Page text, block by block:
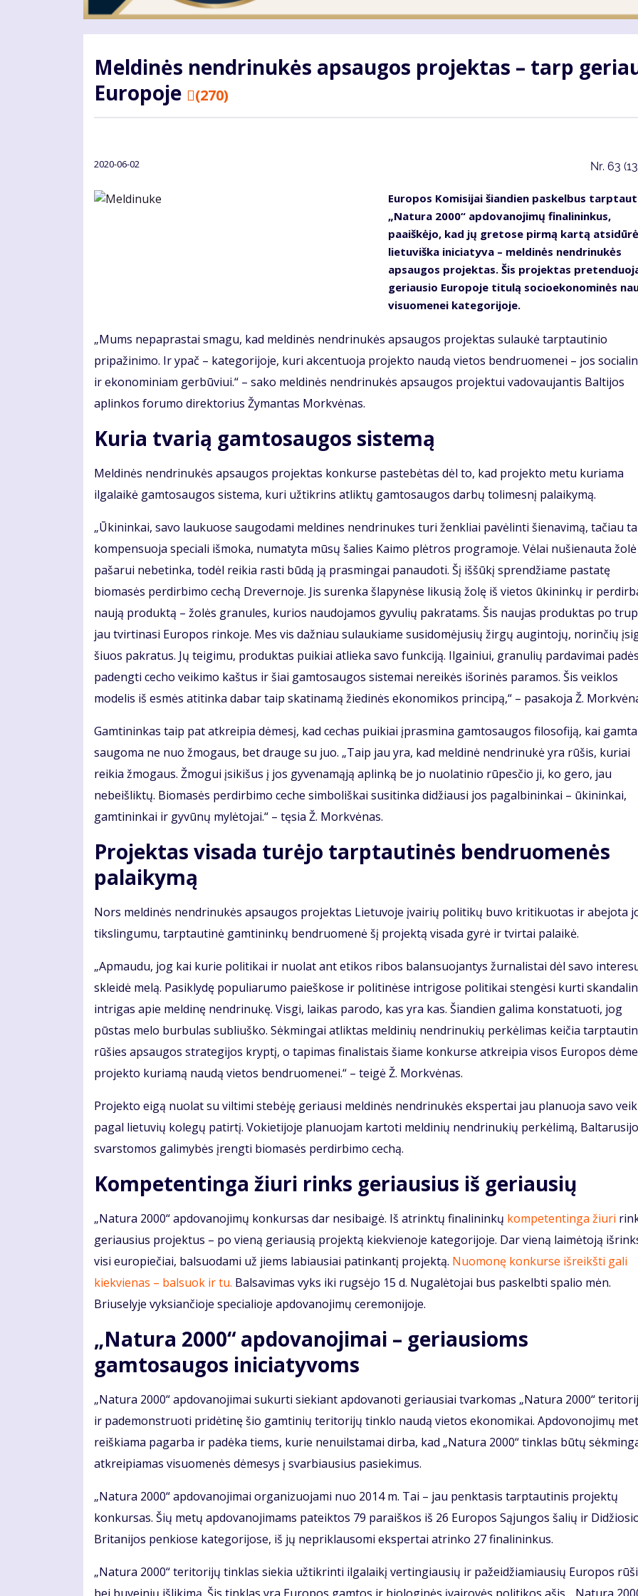
Meldinės nendrinukės apsaugos projektas – tarp
Europoje
(270)
2020-06-02 Nr. 63
Europos Komisijai šiandien paskelbus
„Natura 2000“ apdovanojimų finalininkus,
paaiškėjo, kad jų gretose pirmą kartą atsidūrė
lietuviška iniciatyva – meldinės nendrinukės
apsaugos projektas. Šis projektas
geriausio Europoje titulą socioekonominės
visuomenei kategorijoje.
„Mums nepaprastai smagu, kad meldinės nendrinukės apsaugos projektas sulaukė tarptautinio
pripažinimo. Ir ypač – kategorijoje, kuri akcentuoja projekto naudą vietos bendruomenei – jos
ir ekonominiam gerbūviui.“ – sako meldinės nendrinukės apsaugos projektui vadovaujantis Baltijos
aplinkos forumo direktorius Žymantas Morkvėnas.
Kuria tvarią gamtosaugos sistemą
Meldinės nendrinukės apsaugos projektas konkurse pastebėtas dėl to, kad projekto metu kuriama
ilgalaikė gamtosaugos sistema, kuri užtikrins atliktų gamtosaugos darbų tolimesnį palaikymą.
„Ūkininkai, savo laukuose saugodami meldines nendrinukes turi ženkliai pavėlinti šienavimą, tačiau
kompensuoja speciali išmoka, numatyta mūsų šalies Kaimo plėtros programoje. Vėlai nušienauta žolė
pašarui nebetinka, todėl reikia rasti būdą ją prasmingai panaudoti. Šį iššūkį sprendžiame pastatę
biomasės perdirbimo cechą Drevernoje. Jis surenka šlapynėse likusią žolę iš vietos ūkininkų ir
naują produktą – žolės granules, kurios naudojamos gyvulių pakratams. Šis naujas produktas po
jau tvirtinasi Europos rinkoje. Mes vis dažniau sulaukiame susidomėjusių žirgų augintojų, norinčių
šiuos pakratus. Jų teigimu, produktas puikiai atlieka savo funkciją. Ilgainiui, granulių pardavimai padės
padengti cecho veikimo kaštus ir šiai gamtosaugos sistemai nereikės išorinės paramos. Šis veiklos
modelis iš esmės atitinka dabar taip skatinamą žiedinės ekonomikos principą,“ – pasakoja Ž.
Gamtininkas taip pat atkreipia dėmesį, kad cechas puikiai įprasmina gamtosaugos filosofiją, kai gamta
saugoma ne nuo žmogaus, bet drauge su juo. „Taip jau yra, kad meldinė nendrinukė yra rūšis, kuriai
reikia žmogaus. Žmogui įsikišus į jos gyvenamąją aplinką be jo nuolatinio rūpesčio ji, ko gero, jau
nebeišliktų. Biomasės perdirbimo ceche simboliškai susitinka didžiausi jos pagalbininkai – ūkininkai,
gamtininkai ir gyvūnų mylėtojai.“ – tęsia Ž. Morkvėnas.
Projektas visada turėjo tarptautinės bendruomenės
palaikymą
Nors meldinės nendrinukės apsaugos projektas Lietuvoje įvairių politikų buvo kritikuotas ir abejota
tikslingumu, tarptautinė gamtininkų bendruomenė šį projektą visada gyrė ir tvirtai palaikė.
„Apmaudu, jog kai kurie politikai ir nuolat ant etikos ribos balansuojantys žurnalistai dėl savo
skleidė melą. Pasiklydę populiarumo paieškose ir politinėse intrigose politikai stengėsi kurti
intrigas apie meldinę nendrinukę. Visgi, laikas parodo, kas yra kas. Šiandien galima konstatuoti, jog
pūstas melo burbulas subliuško. Sėkmingai atliktas meldinių nendrinukių perkėlimas keičia
rūšies apsaugos strategijos kryptį, o tapimas finalistais šiame konkurse atkreipia visos Europos
projekto kuriamą naudą vietos bendruomenei.“ – teigė Ž. Morkvėnas.
Projekto eigą nuolat su viltimi stebėję geriausi meldinės nendrinukės ekspertai jau planuoja savo
pagal lietuvių kolegų patirtį. Vokietijoje planuojam kartoti meldinių nendrinukių perkėlimą,
svarstomos galimybės įrengti biomasės perdirbimo cechą.
Kompetentinga žiuri rinks geriausius iš geriausių
„Natura 2000“ apdovanojimų konkursas dar nesibaigė. Iš atrinktų finalininkų kompetentinga žiuri
geriausius projektus – po vieną geriausią projektą kiekvienoje kategorijoje. Dar vieną laimėtoją
visi europiečiai, balsuodami už jiems labiausiai patinkantį projektą. Nuomonę konkurse išreikšti gali
kiekvienas – balsuok ir tu. Balsavimas vyks iki rugsėjo 15 d. Nugalėtojai bus paskelbti spalio mėn.
Briuselyje vyksiančioje specialioje apdovanojimų ceremonijoje.
„Natura 2000“ apdovanojimai – geriausioms
gamtosaugos iniciatyvoms
„Natura 2000“ apdovanojimai sukurti siekiant apdovanoti geriausiai tvarkomas „Natura 2000“
ir pademonstruoti pridėtinę šio gamtinių teritorijų tinklo naudą vietos ekonomikai. Apdovonojimų
reiškiama pagarba ir padėka tiems, kurie nenuilstamai dirba, kad „Natura 2000“ tinklas būtų
atkreipiamas visuomenės dėmesys į svarbiausius pasiekimus.
„Natura 2000“ apdovanojimai organizuojami nuo 2014 m. Tai – jau penktasis tarptautinis projektų
konkursas. Šių metų apdovanojimams pateiktos 79 paraiškos iš 26 Europos Sąjungos šalių ir
Britanijos penkiose kategorijose, iš jų nepriklausomi ekspertai atrinko 27 finalininkus.
„Natura 2000“ teritorijų tinklas siekia užtikrinti ilgalaikį vertingiausių ir pažeidžiamiausių Europos